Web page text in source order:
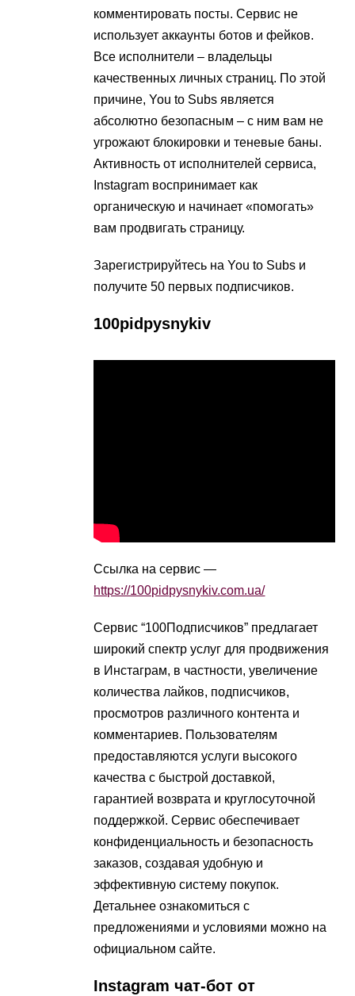
комментировать посты. Сервис не
использует аккаунты ботов и фейков.
Все исполнители – владельцы
качественных личных страниц. По этой
причине, You to Subs является
абсолютно безопасным – с ним вам не
угрожают блокировки и теневые баны.
Активность от исполнителей сервиса,
Instagram воспринимает как
органическую и начинает «помогать»
вам продвигать страницу.
Зарегистрируйтесь на You to Subs и
получите 50 первых подписчиков.
100pidpysnykiv
Ссылка на сервис —
https://100pidpysnykiv.com.ua/
Сервис “100Подписчиков” предлагает
широкий спектр услуг для продвижения
в Инстаграм, в частности, увеличение
количества лайков, подписчиков,
просмотров различного контента и
комментариев. Пользователям
предоставляются услуги высокого
качества с быстрой доставкой,
гарантией возврата и круглосуточной
поддержкой. Сервис обеспечивает
конфиденциальность и безопасность
заказов, создавая удобную и
эффективную систему покупок.
Детальнее ознакомиться с
предложениями и условиями можно на
официальном сайте.
Instagram чат-бот от